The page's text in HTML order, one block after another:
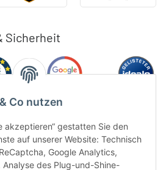
Co nutzen
akzeptieren“ gestatten Sie den
auf unserer Website: Technisch
Google Analytics,
Analyse des Plug-und-Shine-
Sicherheit